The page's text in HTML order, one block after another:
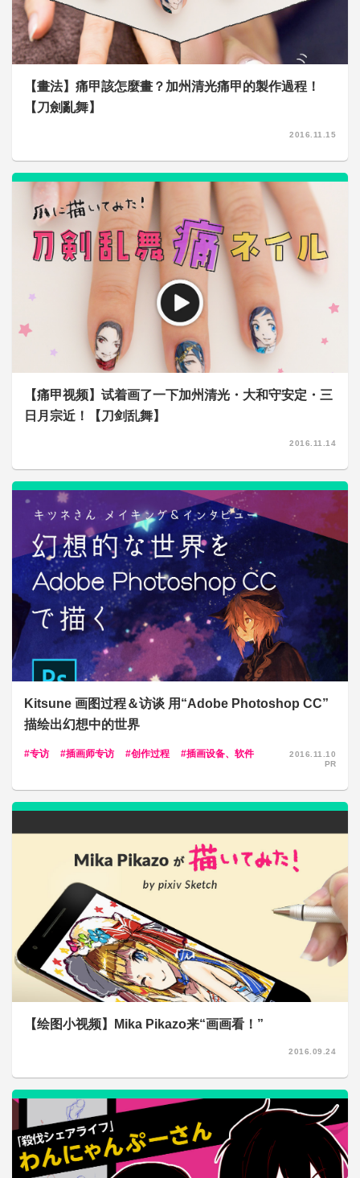
【畫法】痛甲該怎麼畫？加州清光痛甲的製作過程！
【刀劍亂舞】
2016.11.15
【痛甲视频】试着画了一下加州清光・大和守安定・三
日月宗近！【刀剑乱舞】
2016.11.14
Kitsune 画图过程＆访谈 用“Adobe Photoshop CC”
描绘出幻想中的世界
专访 插画师专访 创作过程 插画设备、软件
2016.11.10
PR
【绘图小视频】Mika Pikazo来“画画看！”
2016.09.24